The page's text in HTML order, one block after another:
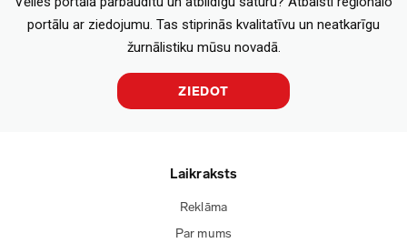
portālu ar ziedojumu. Tas stiprinās kvalitatīvu un neatkarīgu
žurnālistiku mūsu novadā.
ZIEDOT
Laikraksts
Reklāma
Par mums